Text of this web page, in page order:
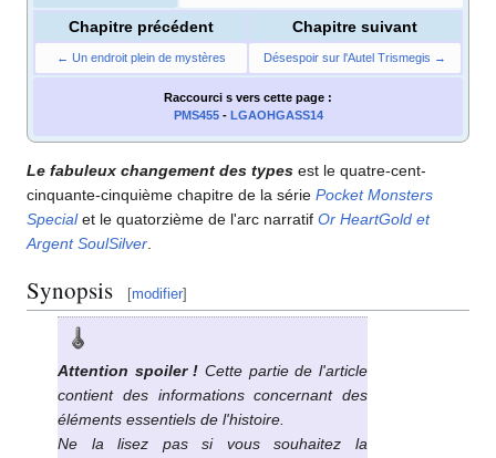
Chapitre précédent Chapitre suivant
← Un endroit plein de mystères Désespoir sur l'Autel Trismegis →
Raccourci s vers cette page :
PMS455- LGAOHGASS14
Le fabuleux changement des types est le quatre-cent-
cinquante-cinquième chapitre de la série Pocket Monsters
Specialet le quatorzième de l'arc narratif Or HeartGold et
Argent SoulSilver
Synopsis [modifier]
Attention spoiler ! Cette partie de l'article
contient des informations concernant des
éléments essentiels de l'histoire.
Ne la lisez pas si vous souhaitez la